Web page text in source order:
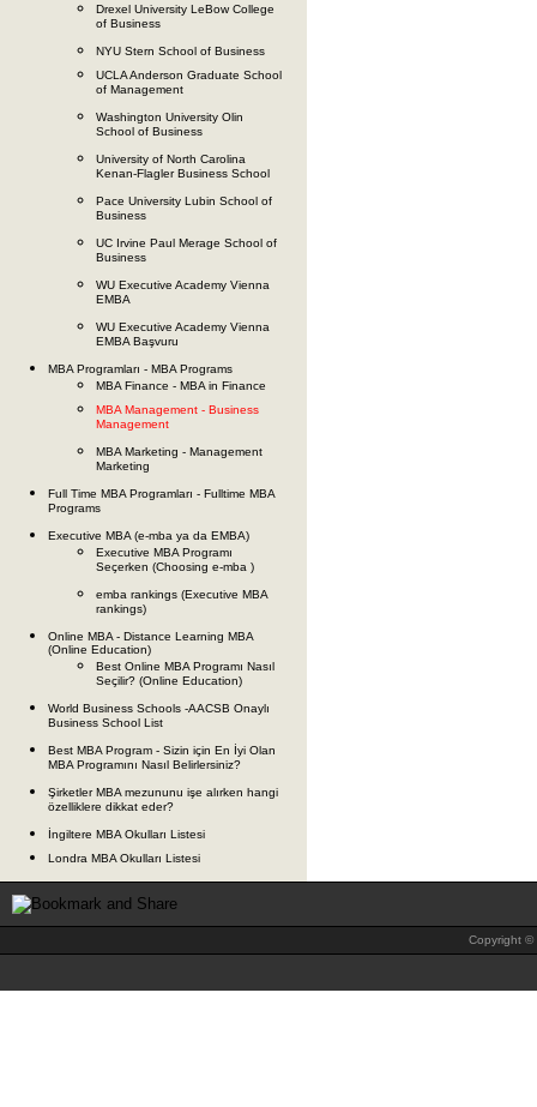
Drexel University LeBow College
of Business
NYU Stern School of Business
UCLA Anderson Graduate School
of Management
Washington University Olin
School of Business
University of North Carolina
Kenan-Flagler Business School
Pace University Lubin School of
Business
UC Irvine Paul Merage School of
Business
WU Executive Academy Vienna
EMBA
WU Executive Academy Vienna
EMBA Başvuru
MBA Programları - MBA Programs
MBA Finance - MBA in Finance
MBA Management - Business
Management
MBA Marketing - Management
Marketing
Full Time MBA Programları - Fulltime MBA
Programs
Executive MBA (e-mba ya da EMBA)
Executive MBA Programı
Seçerken (Choosing e-mba )
emba rankings (Executive MBA
rankings)
Online MBA - Distance Learning MBA
(Online Education)
Best Online MBA Programı Nasıl
Seçilir? (Online Education)
World Business Schools -AACSB Onaylı
Business School List
Best MBA Program - Sizin için En İyi Olan
MBA Programını Nasıl Belirlersiniz?
Şirketler MBA mezununu işe alırken hangi
özelliklere dikkat eder?
İngiltere MBA Okulları Listesi
Londra MBA Okulları Listesi
Copyright ©